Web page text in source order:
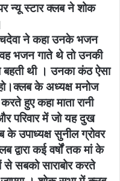
न्यू स्टार क्लब ने शोक
ने कहा उनके भजन
भजन गाते थे तो उनकी
थी । उनका कंठ ऐसा
के अध्यक्ष मनोज
हुए कहा माता रानी
परिवार में जो यह दुख
उपाध्यक्ष सुनील ग्रोवर
कई वर्षों तक मां के
से सबको साराबोर करते